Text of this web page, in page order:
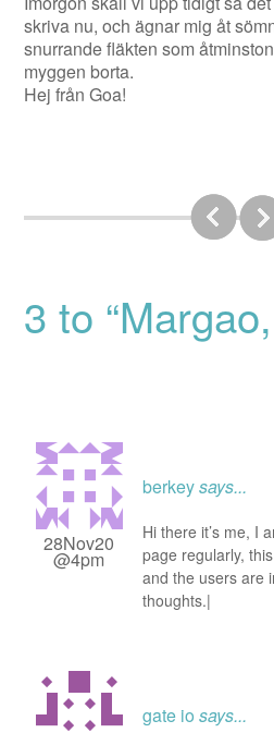
skriva nu, och ägnar mig åt
snurrande fläkten som
myggen borta.
Hej från Goa!
3 to
28Nov20
@4pm
berkeysays...
Hi there it’s me, I
page regularly,
and the users are
thoughts.|
gate io says...